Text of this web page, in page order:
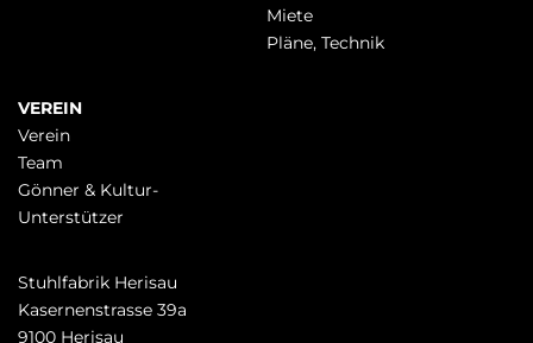
Miete
Pläne, Technik
VEREIN
Verein
Team
Gönner & Kultur-
Unterstützer
Stuhlfabrik Herisau
Kasernenstrasse 39a
9100 Herisau